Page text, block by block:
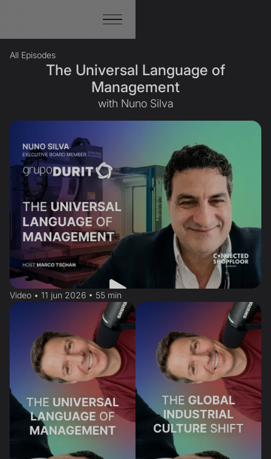
All Episodes
The Universal Language of
Management
with Nuno Silva
Video • 11 jun 2026 • 55 min